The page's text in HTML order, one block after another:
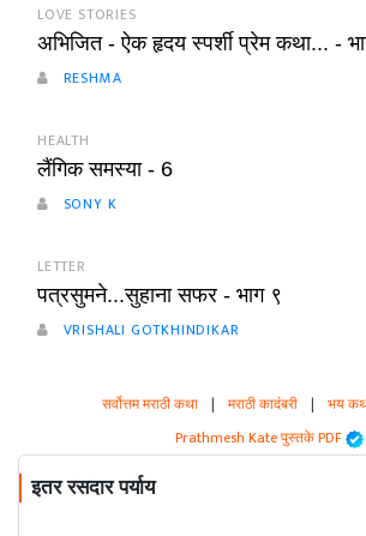
LOVE STORIES
अभिजित - ऐक हृदय स्पर्शी प्रेम कथा... -
RESHMA
HEALTH
लैंगिक समस्या - 6
SONY K
LETTER
पत्रसुमने...सुहाना सफर - भाग ९
VRISHALI GOTKHINDIKAR
सर्वोत्तम मराठी कथा | मराठी कादंबरी | भय
Prathmesh Kate पुस्तके PDF
इतर रसदार पर्याय